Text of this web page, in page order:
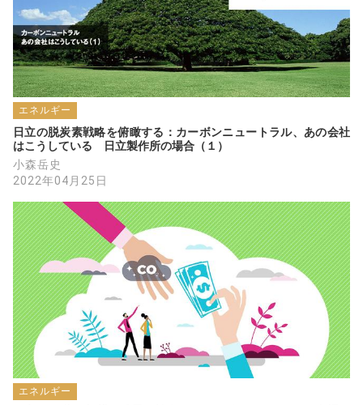
エネルギー
日立の脱炭素戦略を俯瞰する：カーボンニュートラル、あの会社
はこうしている　日立製作所の場合（１）
小森岳史
2022年04月25日
エネルギー